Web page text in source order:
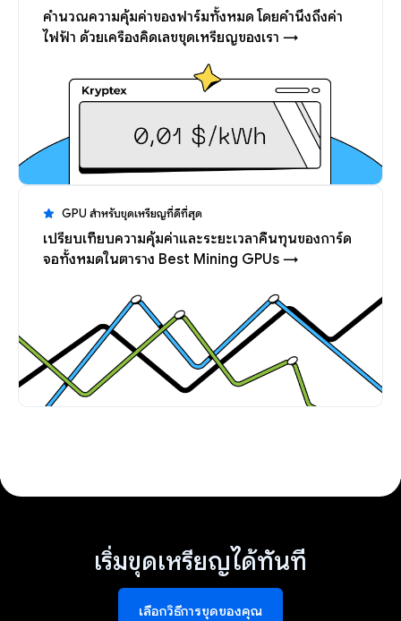
คำนวณความคุ้มค่าของฟาร์มทั้งหมด โดยคำนึงถึงค่า
ไฟฟ้า ด้วยเครื่องคิดเลขขุดเหรียญของเรา →
GPU สำหรับขุดเหรียญที่ดีที่สุด
เปรียบเทียบความคุ้มค่าและระยะเวลาคืนทุนของการ์ด
จอทั้งหมดในตาราง Best Mining GPUs →
เริ่มขุดเหรียญได้ทันที
เลือกวิธีการขุดของคุณ